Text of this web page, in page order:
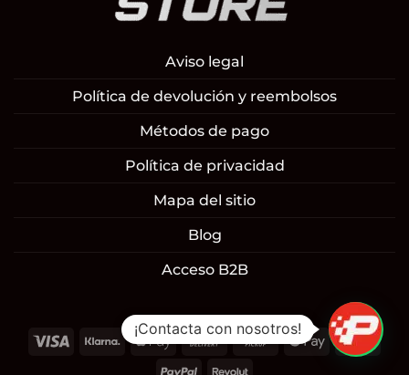
Aviso legal
Política de devolución y reembolsos
Métodos de pago
Política de privacidad
Mapa del sitio
Blog
Acceso B2B
Visa Klarna
Apple
Cash
Cash
Google
Pay
PayPal Revolut
¡Contacta con nosotros!